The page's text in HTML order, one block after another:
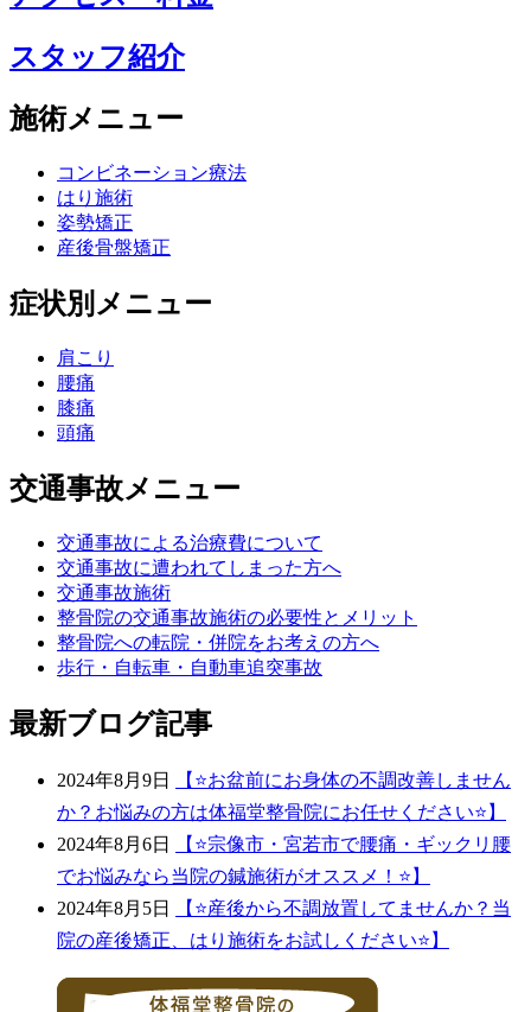
スタッフ紹介
施術メニュー
コンビネーション療法
はり施術
姿勢矯正
産後骨盤矯正
症状別メニュー
肩こり
腰痛
膝痛
頭痛
交通事故メニュー
交通事故による治療費について
交通事故に遭われてしまった方へ
交通事故施術
整骨院の交通事故施術の必要性とメリット
整骨院への転院・併院をお考えの方へ
歩行・自転車・自動車追突事故
最新ブログ記事
2024年8月9日
【⭐️お盆前にお身体の不調改善しません
か？お悩みの方は体福堂整骨院にお任せください⭐️】
2024年8月6日
【⭐宗像市・宮若市で腰痛・ギックリ腰
でお悩みなら当院の鍼施術がオススメ！⭐】
2024年8月5日
【⭐️産後から不調放置してませんか？当
院の産後矯正、はり施術をお試しください⭐️】